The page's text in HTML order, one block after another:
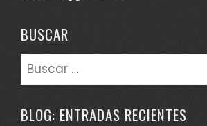
BUSCAR
Buscar:
BLOG: ENTRADAS RECIENTES